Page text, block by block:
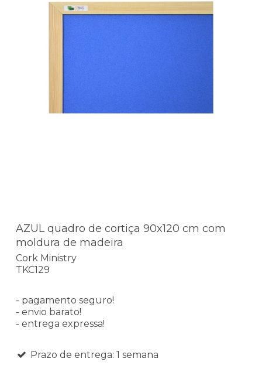
AZUL quadro de cortiça 90x120 cm com
moldura de madeira
Cork Ministry
TKC129
- pagamento seguro!
- envio barato!
- entrega expressa!
Prazo de entrega: 1 semana